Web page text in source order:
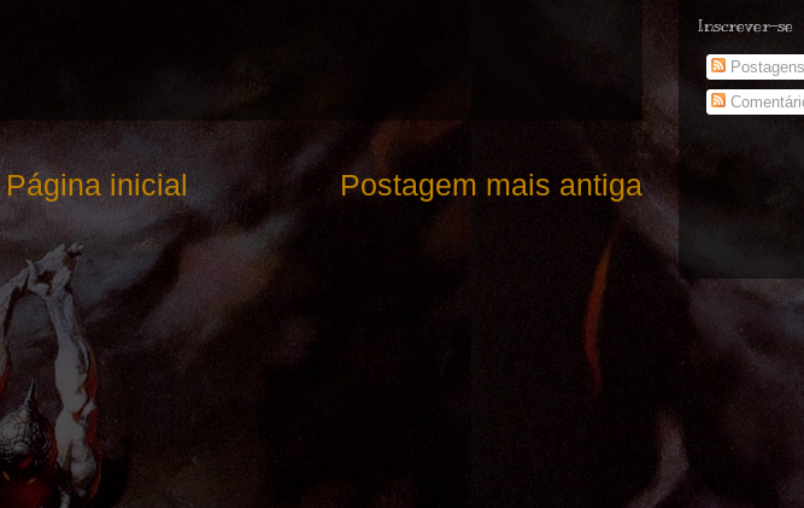
Postagem mais antiga
Página inicial
Inscrever-se
Postagens